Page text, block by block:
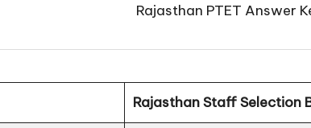
Rajasthan PTET Answer Key
Rajasthan Staff Selection